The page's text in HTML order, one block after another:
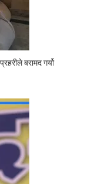
बरामद गर्यो